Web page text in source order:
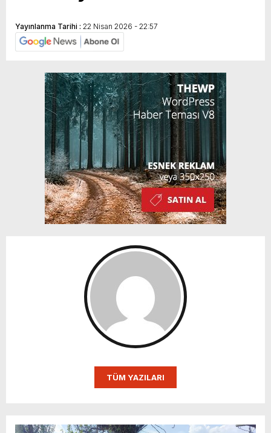
Yayınlanma Tarihi : 22 Nisan 2026 - 22:57
TÜM YAZILARI